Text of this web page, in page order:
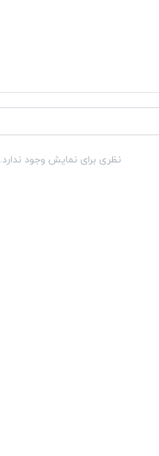
نظری برای نمایش وجود ندارد.